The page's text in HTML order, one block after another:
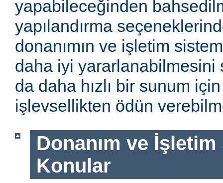
yapabileceğinden
yapılandırma
donanımın ve işletim
daha iyi yararlanabilmesini
da daha hızlı bir sunum
işlevsellikten ödün
Donanım ve
Konular